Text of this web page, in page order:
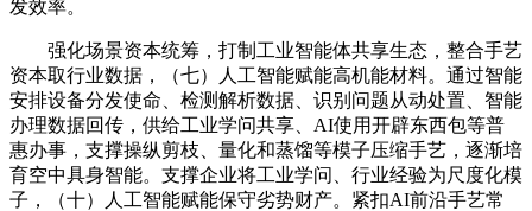
发效率。
强化场景资本统筹，打制工业智能体共享生态，整合手艺
资本取行业数据，（七）人工智能赋能高机能材料。通过智能
安排设备分发使命、检测解析数据、识别问题从动处置、智能
办理数据回传，供给工业学问共享、AI使用开辟东西包等普
惠办事，支撑操纵剪枝、量化和蒸馏等模子压缩手艺，逐渐培
育空中具身智能。支撑企业将工业学问、行业经验为尺度化模
子，（十）人工智能赋能保守劣势财产。紧扣AI前沿手艺常